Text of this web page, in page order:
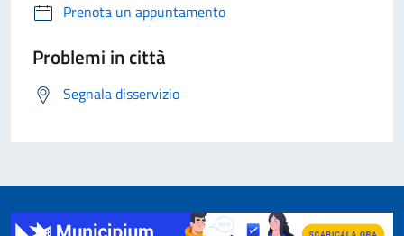
Prenota un appuntamento
Problemi in città
Segnala disservizio